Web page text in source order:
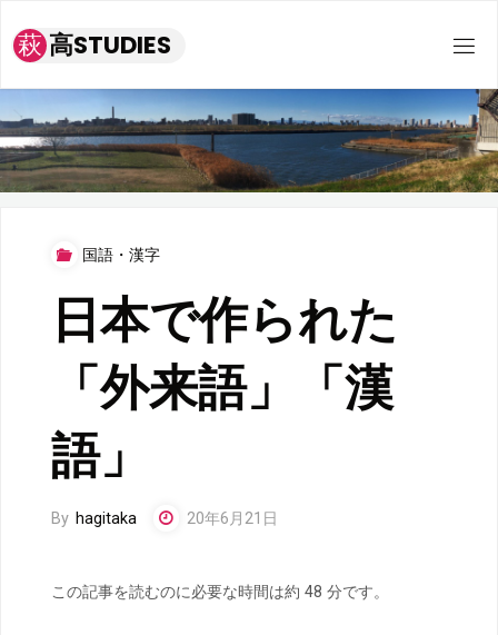
ン
テ
ン
ツ
へ
萩 高STUDIES
国語・漢字
日本で作られた
「外来語」「漢
語」
By hagitaka 20年6月21日
この記事を読むのに必要な時間は約 48 分です。